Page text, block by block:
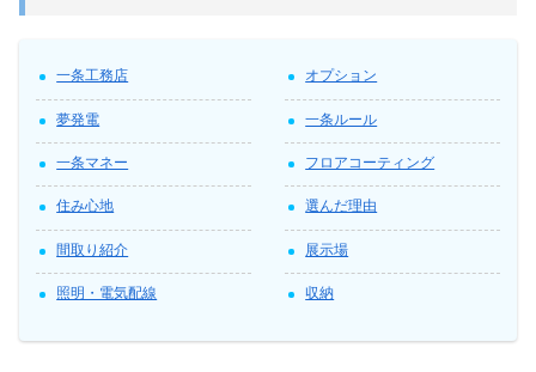
一条工務店
夢発電
一条マネー
住み心地
間取り紹介
照明・電気配線
オプション
一条ルール
フロアコーティング
選んだ理由
展示場
収納